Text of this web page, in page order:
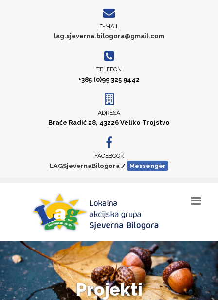
E-MAIL
lag.sjeverna.bilogora@gmail.com
TELEFON
+385 (0)99 325 9442
ADRESA
Braće Radić 28, 43226 Veliko Trojstvo
FACEBOOK
LAGSjevernaBilogora / Messenger
Projekti